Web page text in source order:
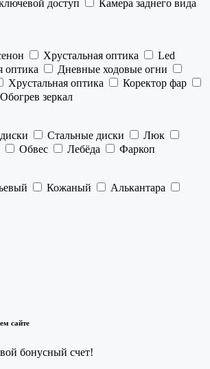
доступ
Камера заднего вида
Хрустальная оптика
Led
оптика
Дневные ходовые огни
Хрустальная оптика
Коректор фар
Обогрев зеркал
Стальные диски
Люк
Обвес Лебёда
Фаркоп
Кожаный
Алькантара
сайте
бонусный счет!